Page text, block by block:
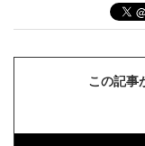
この記事